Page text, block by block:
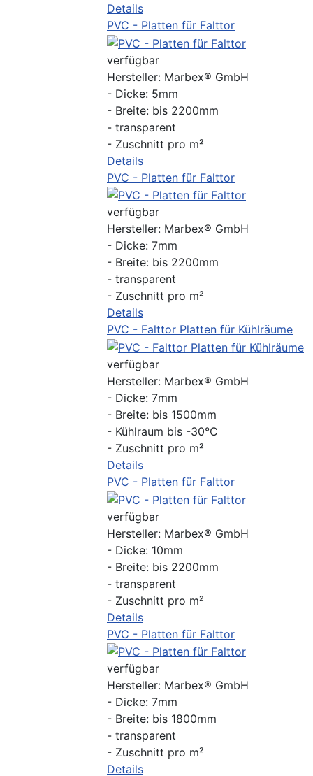
Details
PVC - Platten für Falttor
verfügbar
Hersteller: Marbex® GmbH
- Dicke: 5mm
- Breite: bis 2200mm
- transparent
- Zuschnitt pro m²
Details
PVC - Platten für Falttor
verfügbar
Hersteller: Marbex® GmbH
- Dicke: 7mm
- Breite: bis 2200mm
- transparent
- Zuschnitt pro m²
Details
PVC - Falttor Platten für Kühlräume
verfügbar
Hersteller: Marbex® GmbH
- Dicke: 7mm
- Breite: bis 1500mm
- Kühlraum bis -30°C
- Zuschnitt pro m²
Details
PVC - Platten für Falttor
verfügbar
Hersteller: Marbex® GmbH
- Dicke: 10mm
- Breite: bis 2200mm
- transparent
- Zuschnitt pro m²
Details
PVC - Platten für Falttor
verfügbar
Hersteller: Marbex® GmbH
- Dicke: 7mm
- Breite: bis 1800mm
- transparent
- Zuschnitt pro m²
Details